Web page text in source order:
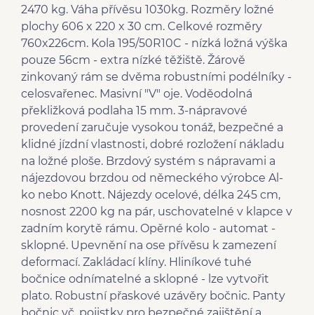
2470 kg. Váha přívěsu 1030kg. Rozměry ložné
plochy 606 x 220 x 30 cm. Celkové rozměry
760x226cm. Kola 195/50R10C - nízká ložná výška
pouze 56cm - extra nízké těžiště. Žárově
zinkovaný rám se dvěma robustními podélníky -
celosvařenec. Masivní "V" oje. Voděodolná
překližková podlaha 15 mm. 3-nápravové
provedení zaručuje vysokou tonáž, bezpečné a
klidné jízdní vlastnosti, dobré rozložení nákladu
na ložné ploše. Brzdový systém s nápravami a
nájezdovou brzdou od německého výrobce Al-
ko nebo Knott. Nájezdy ocelové, délka 245 cm,
nosnost 2200 kg na pár, uschovatelné v klapce v
zadním korytě rámu. Opěrné kolo - automat -
sklopné. Upevnění na ose přívěsu k zamezení
deformací. Zakládací klíny. Hliníkové tuhé
bočnice odnímatelné a sklopné - lze vytvořit
plato. Robustní přaskové uzávěry bočnic. Panty